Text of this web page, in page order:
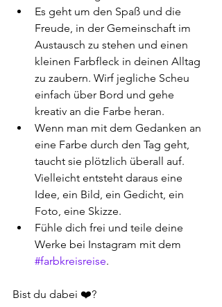
Es geht um den Spaß und die
Freude, in der Gemeinschaft im
Austausch zu stehen und einen
kleinen Farbfleck in deinen Alltag
zu zaubern. Wirf jegliche Scheu
einfach über Bord und gehe
kreativ an die Farbe heran.
Wenn man mit dem Gedanken an
eine Farbe durch den Tag geht,
taucht sie plötzlich überall auf.
Vielleicht entsteht daraus eine
Idee, ein Bild, ein Gedicht, ein
Foto, eine Skizze.
Fühle dich frei und teile deine
Werke bei Instagram mit dem
#farbkreisreise.
Bist du dabei ❤️?